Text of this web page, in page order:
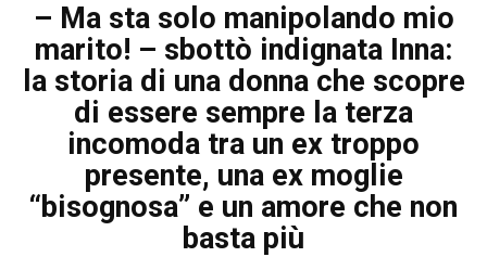
– Ma sta solo manipolando mio
marito! – sbottò indignata Inna:
la storia di una donna che scopre
di essere sempre la terza
incomoda tra un ex troppo
presente, una ex moglie
“bisognosa” e un amore che non
basta più